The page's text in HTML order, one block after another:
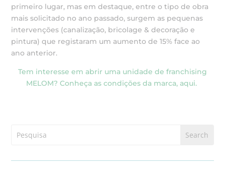
primeiro lugar, mas em destaque, entre o tipo de obra
mais solicitado no ano passado, surgem as pequenas
intervenções (canalização, bricolage & decoração e
pintura) que registaram um aumento de 15% face ao
ano anterior.
Tem interesse em abrir uma unidade de franchising
MELOM? Conheça as condições da marca, aqui.